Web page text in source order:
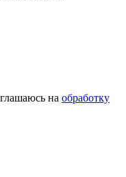
на обработку